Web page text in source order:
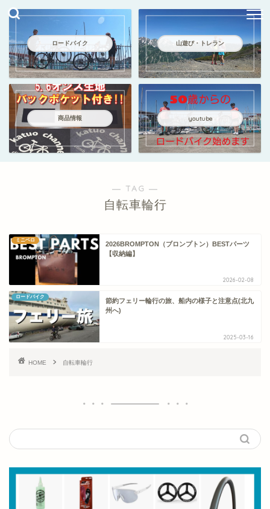
ロードバイク 山遊び・トレラン
商品情報 youtube
― TAG ―
自転車輪行
ミニベロ
2026BROMPTON（ブロンプトン）BESTパーツ
【収納編】
2026-02-08
ロードバイク
節約フェリー輪行の旅、船内の様子と注意点(北九
州へ)
2025-03-16
HOME 自転車輪行